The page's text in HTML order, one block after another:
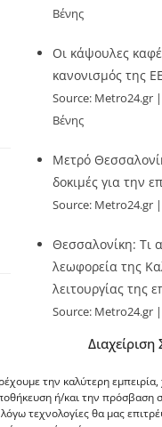
την καλύτερη
ή/και την
λόγω τεχνολογίες θα μας
Βένης
Οι κάψουλες
κανονισμός της
Source: Metro24.gr
Βένης
Μετρό
δοκιμές για την
Source: Metro24.gr
Θεσσαλονίκη: Τι
λεωφορεία της
λειτουργίας της
Source: Metro24.gr